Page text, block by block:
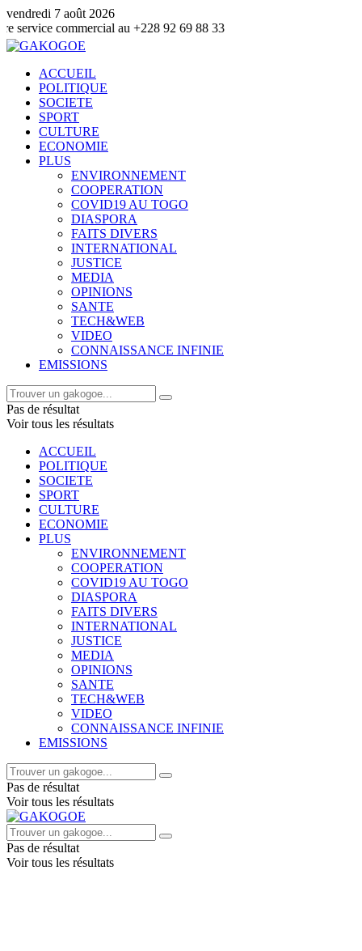
vendredi 7 août 2026
au +228 92 69 88 33
ACCUEIL
POLITIQUE
SOCIETE
SPORT
CULTURE
ECONOMIE
PLUS
ENVIRONNEMENT
COOPERATION
COVID19 AU TOGO
DIASPORA
FAITS DIVERS
INTERNATIONAL
JUSTICE
MEDIA
OPINIONS
SANTE
TECH&WEB
VIDEO
CONNAISSANCE INFINIE
EMISSIONS
Pas de résultat
Voir tous les résultats
ACCUEIL
POLITIQUE
SOCIETE
SPORT
CULTURE
ECONOMIE
PLUS
ENVIRONNEMENT
COOPERATION
COVID19 AU TOGO
DIASPORA
FAITS DIVERS
INTERNATIONAL
JUSTICE
MEDIA
OPINIONS
SANTE
TECH&WEB
VIDEO
CONNAISSANCE INFINIE
EMISSIONS
Pas de résultat
Voir tous les résultats
Pas de résultat
Voir tous les résultats